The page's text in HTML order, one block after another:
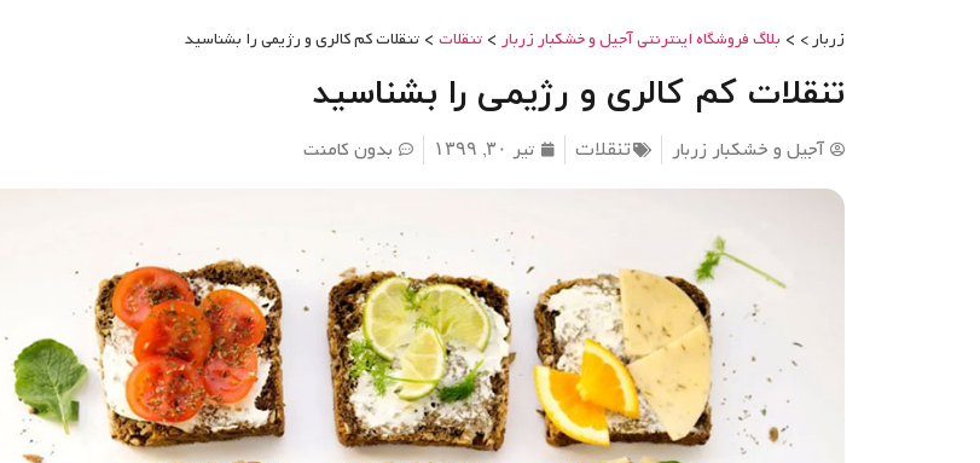
زربار > > بلاگ فروشگاه اینترنتی آجیل و خشکبار زربار > تنقلات > تنقلات کم کالری و رژیمی را بشناسید
تنقلات کم کالری و رژیمی را بشناسید
آجیل و خشکبار زربار تنقلات تیر ۳۰, ۱۳۹۹ بدون کامنت